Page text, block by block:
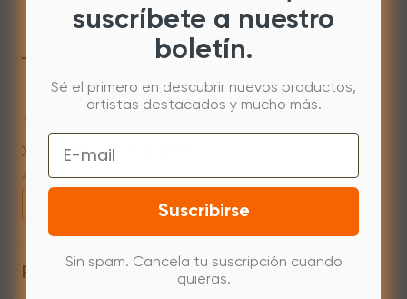
Windows
Mac 10.12~14.2
XPPenMac_3.4.15_240313
Apr 15,2024 PM 18:05
Previous versions
suscríbete a nuestro
boletín.
Sé el primero en descubrir nuevos productos,
artistas destacados y mucho más.
Email
Suscribirse
Sin spam. Cancela tu suscripción cuando
quieras.